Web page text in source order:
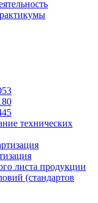
технических
листа продукции
(стандартов